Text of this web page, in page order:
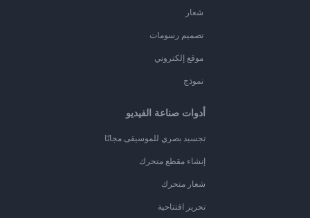
شعار
تصميم رسومات
موقع إلكتروني
نموذج
أدوات صناعة الفيديو
تجسيد بصري للموسيقى مجانًا
إنشاء مقطع متحرك
شعار متحرك
تحرير افتتاحية